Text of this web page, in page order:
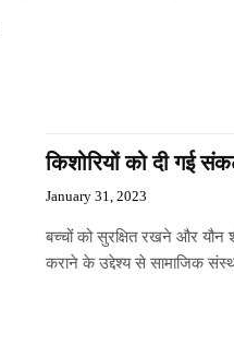
किशोरियों को दी गई
January 31, 2023
बच्चों को सुरक्षित रखने और यौन
कराने के उद्देश्य से सामाजिक